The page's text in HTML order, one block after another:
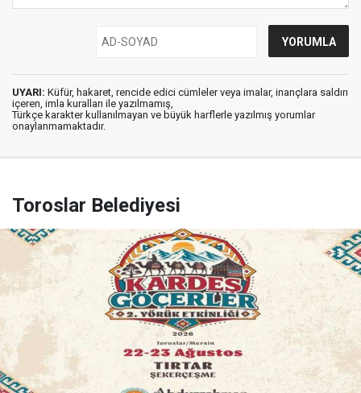
UYARI: Küfür, hakaret, rencide edici cümleler veya imalar, inançlara saldırı
içeren, imla kuralları ile yazılmamış,
Türkçe karakter kullanılmayan ve büyük harflerle yazılmış yorumlar
onaylanmamaktadır.
Toroslar Belediyesi